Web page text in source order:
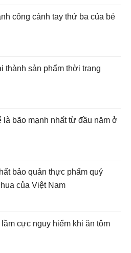
công cánh tay thứ ba của bé
thành sản phẩm thời trang
là bão mạnh nhất từ đầu năm ở
bảo quản thực phẩm quý
của Việt Nam
lầm cực nguy hiểm khi ăn tôm